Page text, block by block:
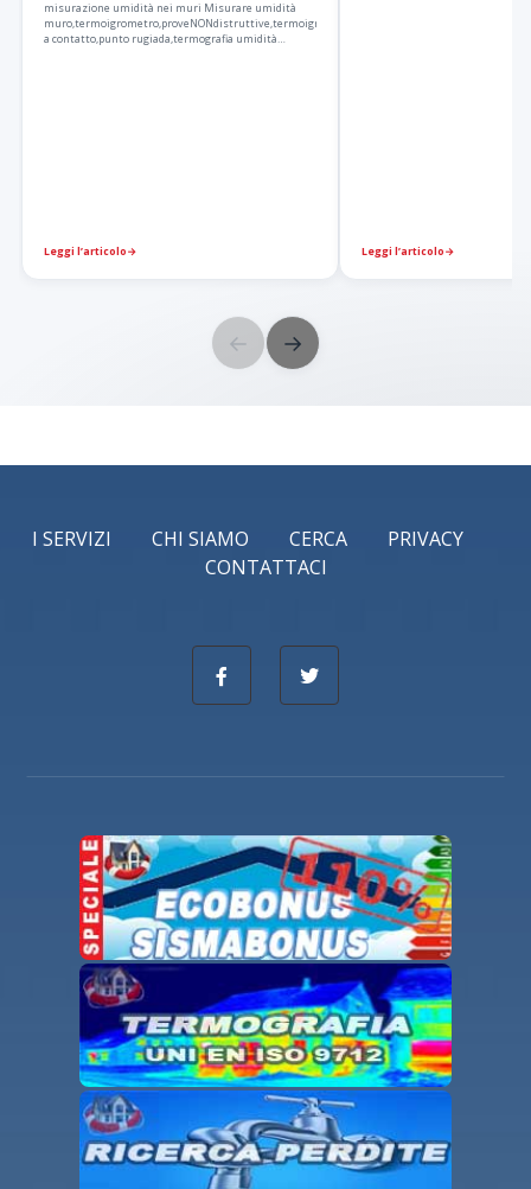
misurazione umidità nei muri Misurare umidità
muro,termoigrometro,proveNONdistruttive,termoigrometro
a contatto,punto rugiada,termografia umidità…
Leggi l’articolo→ Leggi l’articolo→
← →
I SERVIZI CHI SIAMO CERCA
PRIVACY
CONTATTACI